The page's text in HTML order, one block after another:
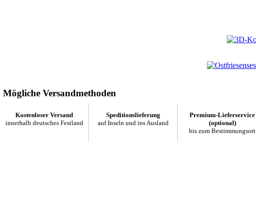
Mögliche Versandmethoden
Kostenloser Versand
innerhalb deutsches Festland
Speditionslieferung
auf Inseln und ins Ausland
Premium-Lieferservice
(optional)
bis zum Bestimmungsort